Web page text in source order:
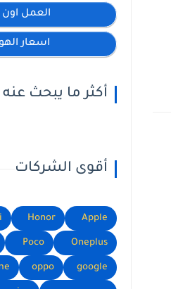
العمل اون
اسعار
أكثر ما يبحث
أقوى الشركات
Apple
Honor
Oneplus
Poco
google
oppo